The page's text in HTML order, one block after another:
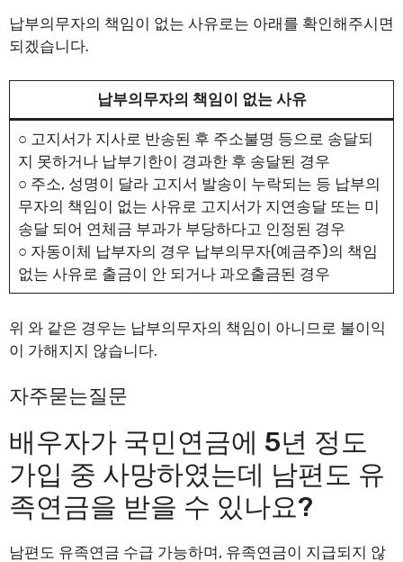
납부의무자의 책임이 없는 사유로는 아래를 확인해주시면
되겠습니다.
납부의무자의 책임이 없는 사유
○ 고지서가 지사로 반송된 후 주소불명 등으로 송달되
지 못하거나 납부기한이 경과한 후 송달된 경우
○ 주소, 성명이 달라 고지서 발송이 누락되는 등 납부의
무자의 책임이 없는 사유로 고지서가 지연송달 또는 미
송달 되어 연체금 부과가 부당하다고 인정된 경우
○ 자동이체 납부자의 경우 납부의무자(예금주)의 책임
없는 사유로 출금이 안 되거나 과오출금된 경우
위 와 같은 경우는 납부의무자의 책임이 아니므로 불이익
이 가해지지 않습니다.
자주묻는질문
배우자가 국민연금에 5년 정도
가입 중 사망하였는데 남편도 유
족연금을 받을 수 있나요?
남편도 유족연금 수급 가능하며, 유족연금이 지급되지 않